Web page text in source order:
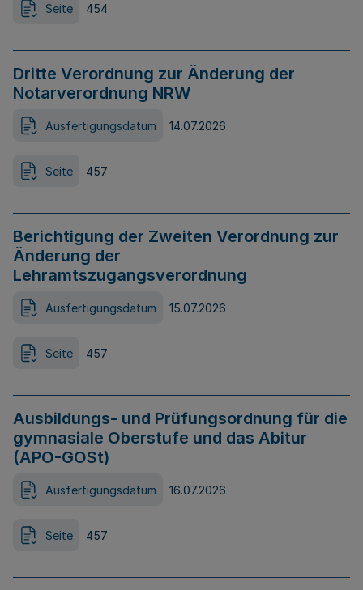
Seite 454
Dritte Verordnung zur Änderung der
Notarverordnung NRW
Ausfertigungsdatum 14.07.2026
Seite 457
Berichtigung der Zweiten Verordnung zur
Änderung der
Lehramtszugangsverordnung
Ausfertigungsdatum 15.07.2026
Seite 457
Ausbildungs- und Prüfungsordnung für die
gymnasiale Oberstufe und das Abitur
(APO-GOSt)
Ausfertigungsdatum 16.07.2026
Seite 457